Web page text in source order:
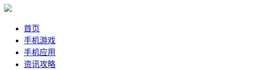
首页
手机游戏
手机应用
资讯攻略